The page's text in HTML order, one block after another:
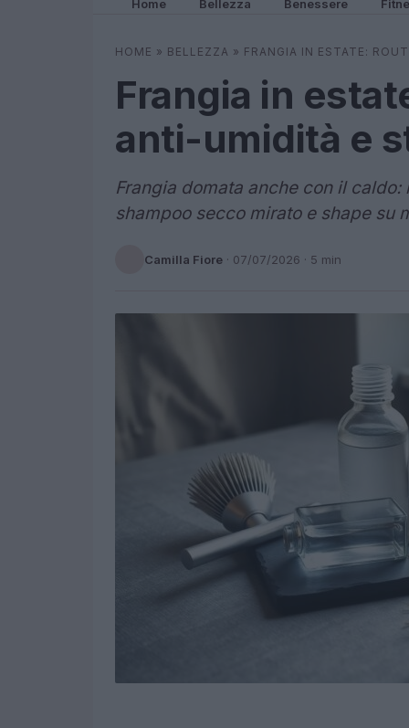
Home Bellezza Benessere
HOME » BELLEZZA » FRANGIA IN ESTATE:
Frangia in
anti-umidità e
Frangia domata anche con il
shampoo secco mirato e shape su
Camilla Fiore · 07/07/2026 · 5 min